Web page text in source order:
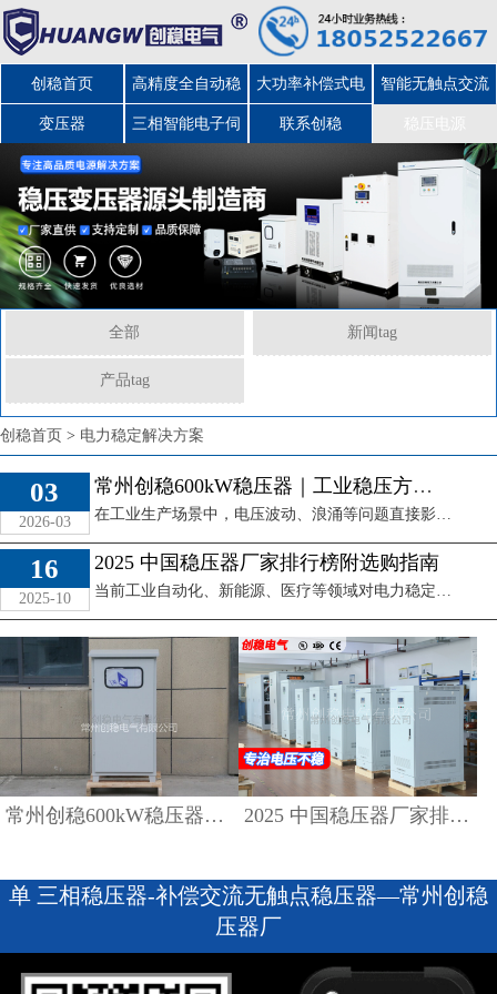
创稳首页 高精度全自动稳
压器
大功率补偿式电
力稳压器
智能无触点交流
变压器 三相智能电子伺 联系创稳
全部 新闻tag
产品tag
创稳首页 > 电力稳定解决方案
03
2026-03
常州创稳600kW稳压器｜工业稳压方案与定价解析
在工业生产场景中，电压波动、浪涌等问题直接影响生产线连续性、精密设备寿命及产品质量。大型制造车间、新能源电站、数据中心等场景对600kW级稳压器的需求 ...
16
2025-10
2025 中国稳压器厂家排行榜附选购指南
当前工业自动化、新能源、医疗等领域对电力稳定输出的需求愈发迫切，稳压器作为保障电力安全的核心设备，其品质与服务直接影响各行业运营效率。但市场上稳压器厂 ...
常州创稳600kW稳压器｜工业稳压方案与定价解析
常州创稳600kW稳压器
｜工业稳压方案与定价
解析
查看详情
2025 中国稳压器厂家排行榜附选购指南
2025 中国稳压器厂家排
行榜附选购指南
查看详情
单 三相稳压器-补偿交流无触点稳压器—常州创稳
压器厂